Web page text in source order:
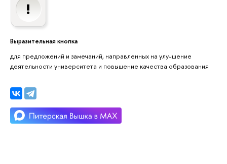
Выразительная кнопка
для предложений и замечаний, направленных на улучшение
деятельности университета и повышение качества образования